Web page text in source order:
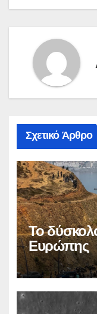
Σχετικό Άρθρο
Το
Ευρώπης